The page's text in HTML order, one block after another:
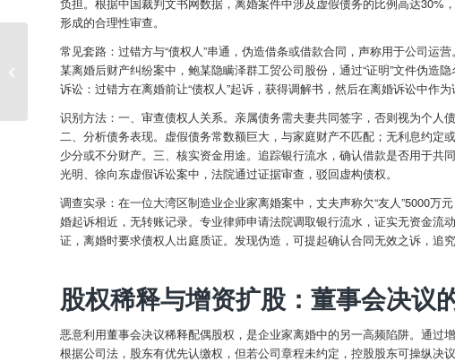
负担。根据中国裁判文书网数据，离婚案件中涉及虚假债务的比例高达
形成的合理性审查。
常见套路：过错方与“债权人”串通，伪造借条或借款合同，声称用于公司运
某离婚后财产纠纷案中，鲍某隐瞒泽群工贸公司股份，通过“证明”文件伪造
诉讼：过错方在离婚前让“债权人”起诉，获得调解书，然后在离婚诉讼中作为
识别方法：一、审查债权人关系。亲属债务需夫妻共同签字，否则视为个人
二、分析债务表现。虚假债务常数额巨大，与家庭财产不匹配；无利息约
少分或不分财产。三、核实资金用途。追踪银行流水，确认借款是否用于
光明、徐向东虚假诉讼案中，法院通过证据审查，驳回虚构债权。
调查实录：在一位大湾区制造业企业家离婚案中，丈夫声称欠“友人”5000
婚起诉相近，无转账记录。专业律师申请法院调取银行流水，证实无资金
证，离婚时要求债权人出庭质证。发现伪造，可提起确认合同无效之诉，追究
股权稀释与增资扩股：董事会决议
恶意利用董事会决议稀释配偶股权，是企业家离婚中的另一高频陷阱。通过
根据公司法，股东有优先认缴权，但若公司章程未约定，控股股东可操纵决议
婚姻危机中的“OODA 循环”：如何在情
感崩塌时重构理性�...